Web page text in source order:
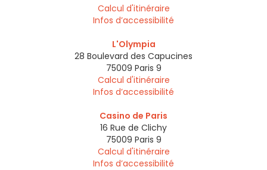
Calcul d'itinéraire
Infos d’accessibilité
L'Olympia
28 Boulevard des Capucines
75009 Paris 9
Calcul d'itinéraire
Infos d’accessibilité
Casino de Paris
16 Rue de Clichy
75009 Paris 9
Calcul d'itinéraire
Infos d’accessibilité